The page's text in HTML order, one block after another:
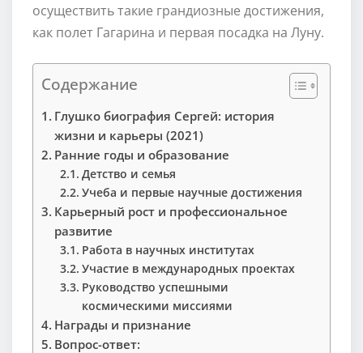
осуществить такие грандиозные достижения,
как полет Гагарина и первая посадка на Луну.
Содержание
Глушко биография Сергей: история
жизни и карьеры (2021)
Ранние годы и образование
Детство и семья
Учеба и первые научные достижения
Карьерный рост и профессиональное
развитие
Работа в научных институтах
Участие в международных проектах
Руководство успешными
космическими миссиями
Награды и признание
Вопрос-ответ: